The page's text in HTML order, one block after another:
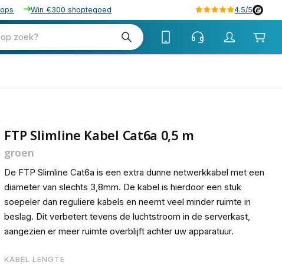
Win €300 shoptegoed 4.5/5
zoek?
FTP Slimline Kabel Cat6a 0,5 m
groen
De FTP Slimline Cat6a is een extra dunne netwerkkabel met een
diameter van slechts 3,8mm. De kabel is hierdoor een stuk
soepeler dan reguliere kabels en neemt veel minder ruimte in
beslag. Dit verbetert tevens de luchtstroom in de serverkast,
aangezien er meer ruimte overblijft achter uw apparatuur.
KABEL LENGTE
2,98